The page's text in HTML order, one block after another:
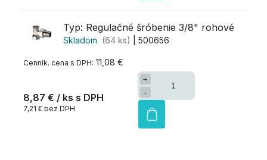
Typ: Regulačné šróbenie 3/8" rohové
Skladom (64 ks) | 500656
11,08 €
8,87 € / ks
7,21 € bez DPH
+
−